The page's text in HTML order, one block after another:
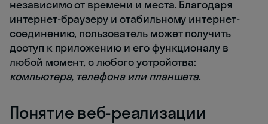
независимо от времени и места. Благодаря
интернет-браузеру и стабильному интернет-
соединению, пользователь может получить
доступ к приложению и его функционалу в
любой момент, с любого устройства:
компьютера, телефона или планшета.
Понятие веб-реализации